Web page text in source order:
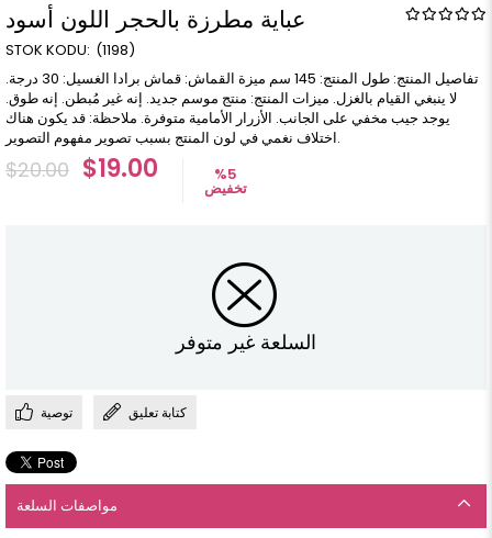
عباية مطرزة بالحجر اللون أسود
(1198)
تفاصيل المنتج: طول المنتج: 145 سم ميزة القماش: قماش برادا الغسيل: 30 درجة.
لا ينبغي القيام بالغزل. ميزات المنتج: منتج موسم جديد. إنه غير مُبطن. إنه طوق.
يوجد جيب مخفي على الجانب. الأزرار الأمامية متوفرة. ملاحظة: قد يكون هناك
اختلاف نغمي في لون المنتج بسبب تصوير مفهوم التصوير.
$20.00 $19.00 %5
تخفيض
السلعة غير متوفر
توصية كتابة تعليق
مواصفات السلعة